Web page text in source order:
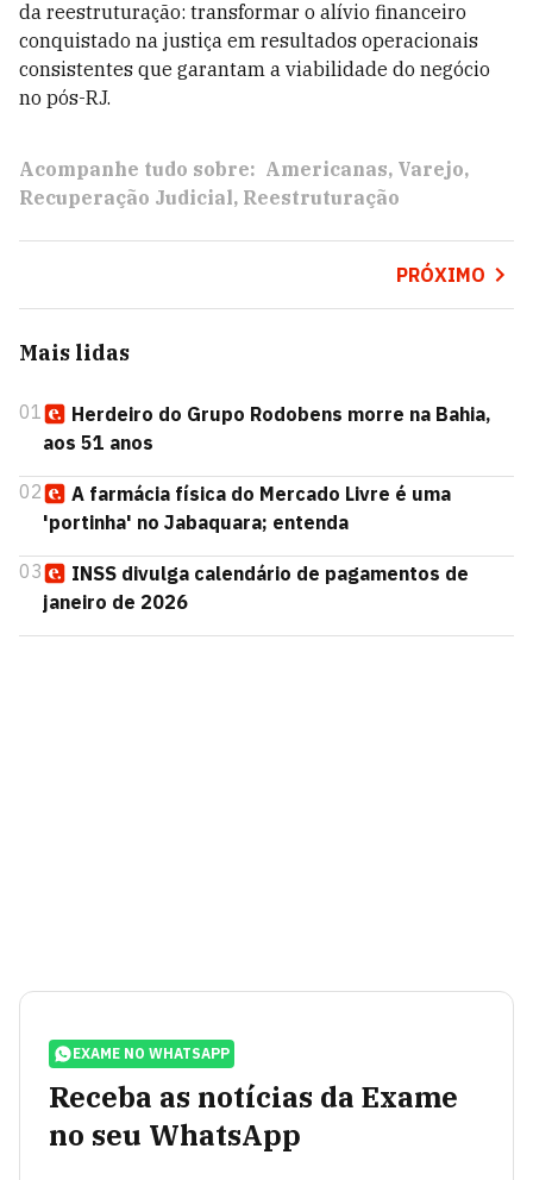
da reestruturação: transformar o alívio financeiro
conquistado na justiça em resultados operacionais
consistentes que garantam a viabilidade do negócio
no pós-RJ.
Acompanhe tudo sobre: Americanas Varejo
Recuperação Judicial Reestruturação
PRÓXIMO
Mais lidas
01
Herdeiro do Grupo Rodobens morre na Bahia,
aos 51 anos
02
A farmácia física do Mercado Livre é uma
'portinha' no Jabaquara; entenda
03
INSS divulga calendário de pagamentos de
janeiro de 2026
EXAME NO WHATSAPP
Receba as notícias da Exame
no seu WhatsApp